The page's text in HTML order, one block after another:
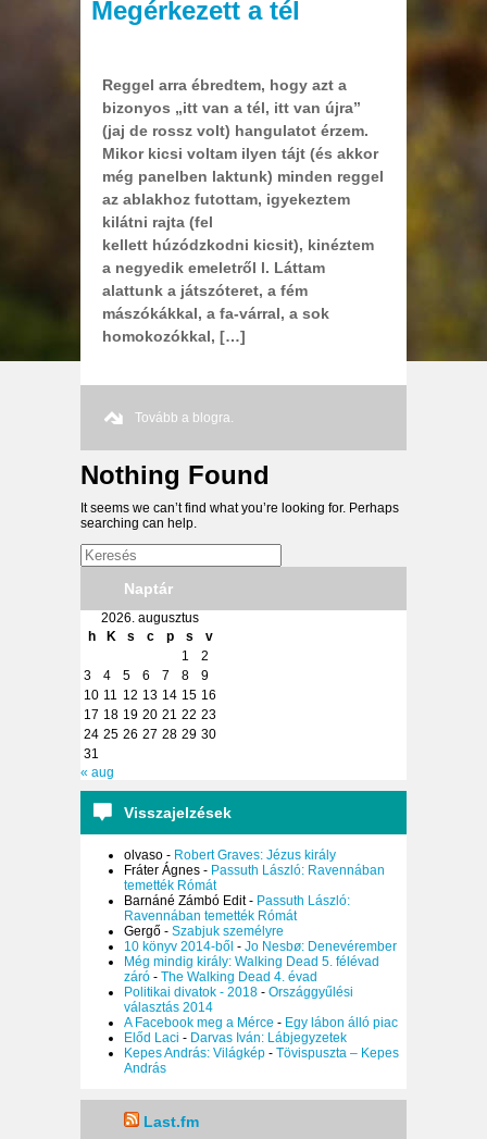
2003 11. 25. Őri András
Megérkezett a tél
Reggel arra ébredtem, hogy azt a
bizonyos „itt van a tél, itt van újra”
(jaj de rossz volt) hangulatot érzem.
Mikor kicsi voltam ilyen tájt (és akkor
még panelben laktunk) minden reggel
az ablakhoz futottam, igyekeztem
kilátni rajta (fel
kellett húzódzkodni kicsit), kinéztem
a negyedik emeletről l. Láttam
alattunk a játszóteret, a fém
mászókákkal, a fa-várral, a sok
homokozókkal, […]
Tovább a blogra.
Nothing Found
It seems we can’t find what you’re looking for. Perhaps
searching can help.
Naptár
2026. augusztus
h
K s c p s
v
1
2
3
4 5 6 7 8
9
10 11 12 13 14 15 16
17 18 19 20 21 22 23
24 25 26 27 28 29 30
31
« aug
Visszajelzések
olvaso - Robert Graves: Jézus király
Fráter Ágnes - Passuth László: Ravennában
temették Rómát
Barnáné Zámbó Edit- Passuth László:
Ravennában temették Rómát
Gergő - Szabjuk személyre
10 könyv 2014-ből - Jo Nesbø: Denevérember
Még mindig király: Walking Dead 5. félévad
záró - The Walking Dead 4. évad
Politikai divatok - 2018 - Országgyűlési
választás 2014
A Facebook meg a Mérce - Egy lábon álló piac
Előd Laci - Darvas Iván: Lábjegyzetek
Kepes András: Világkép - Tövispuszta – Kepes
András
Last.fm